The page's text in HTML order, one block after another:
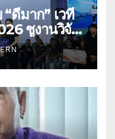
ดีมาก” เวที
ชูงานวิจัย
กรรมสู่เชิง